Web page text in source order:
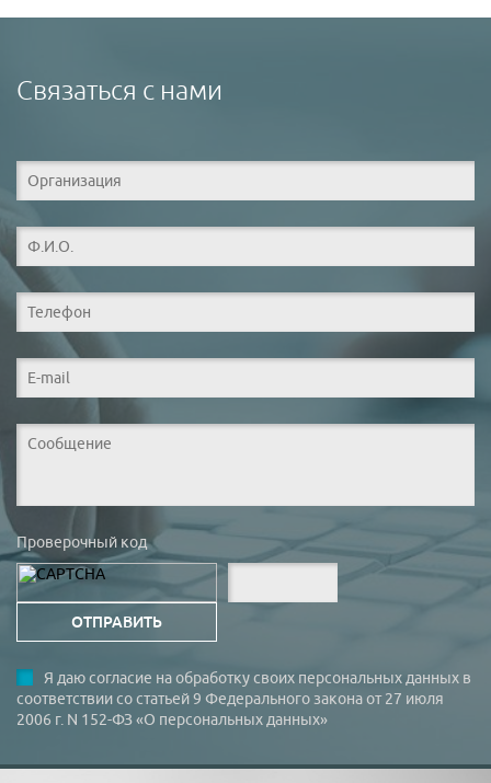
Связаться с нами
Проверочный код
Я даю согласие на обработку своих персональных данных в
соответствии со статьей 9 Федерального закона от 27 июля
2006 г. N 152-ФЗ «О персональных данных»